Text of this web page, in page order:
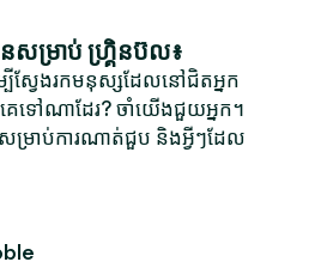
ម្រាប់ ហ្គ្រិនប៊ល៖
បីស្វែងរកមនុស្សដែលនៅជិតអ្នក
េទៅណាដែរ? ចាំយើងជួយអ្នក។
សម្រាប់ការណាត់ជួប និងអ្វីៗដែល